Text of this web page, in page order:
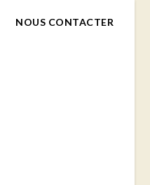
NOUS CONTACTER